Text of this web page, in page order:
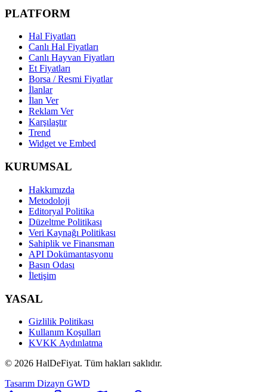
PLATFORM
Hal Fiyatları
Canlı Hal Fiyatları
Canlı Hayvan Fiyatları
Et Fiyatları
Borsa / Resmi Fiyatlar
İlanlar
İlan Ver
Reklam Ver
Karşılaştır
Trend
Widget ve Embed
KURUMSAL
Hakkımızda
Metodoloji
Editoryal Politika
Düzeltme Politikası
Veri Kaynağı Politikası
Sahiplik ve Finansman
API Dokümantasyonu
Basın Odası
İletişim
YASAL
Gizlilik Politikası
Kullanım Koşulları
KVKK Aydınlatma
© 2026 HalDeFiyat. Tüm hakları saklıdır.
Tasarım Dizayn GWD